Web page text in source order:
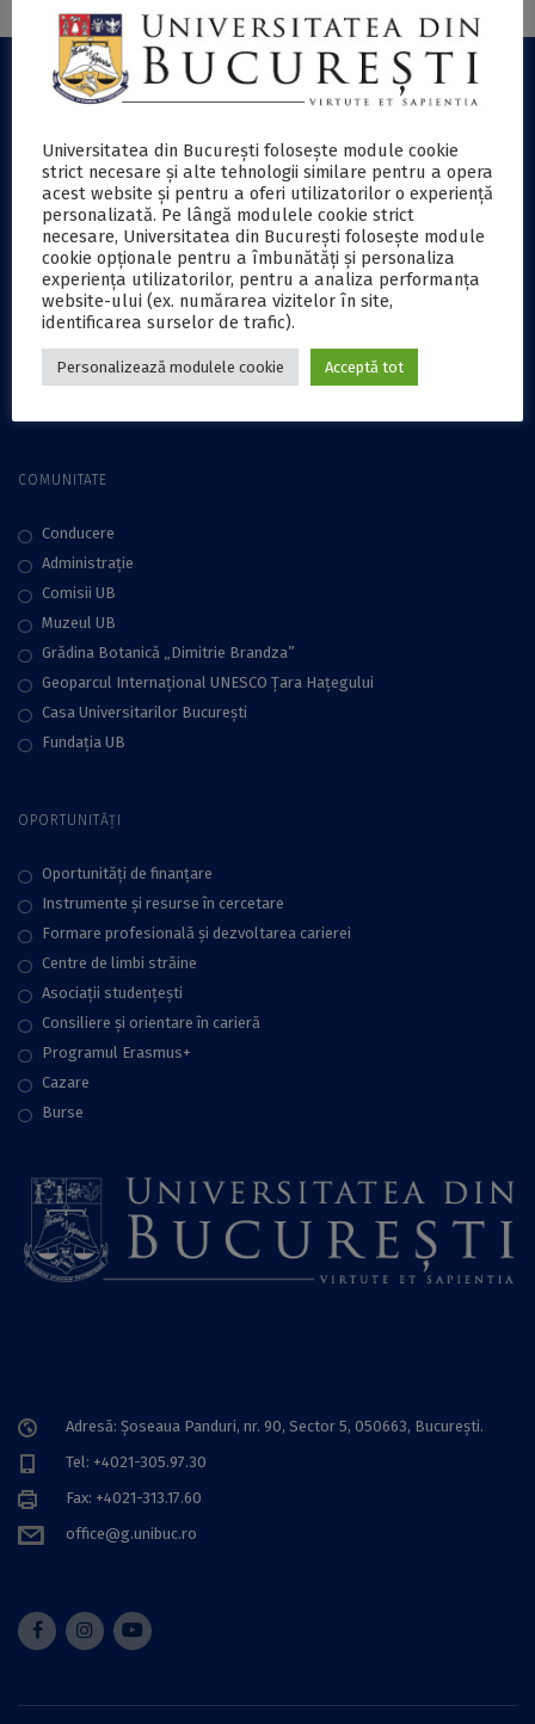
LINKURI UTILE
Informații publice
Achiziții publice
Plăţi online
Cariere
Contact
Protecţia datelor
EDUROAM
COMUNITATE
Conducere
Administraţie
Comisii UB
Muzeul UB
Grădina Botanică „Dimitrie Brandza”
Geoparcul Internațional UNESCO Țara Hațegului
Casa Universitarilor București
Fundaţia UB
OPORTUNITĂȚI
Oportunități de finanțare
Instrumente și resurse în cercetare
Formare profesională și dezvoltarea carierei
Centre de limbi străine
Asociații studențești
Consiliere şi orientare în carieră
Programul Erasmus+
Cazare
Burse
Adresă: Șoseaua Panduri, nr. 90, Sector 5, 050663, Bucureşti.
Tel: +4021-305.97.30
Fax: +4021-313.17.60
office@g.unibuc.ro
Universitatea din București folosește module cookie
strict necesare și alte tehnologii similare pentru a opera
acest website și pentru a oferi utilizatorilor o experiență
personalizată. Pe lângă modulele cookie strict
necesare, Universitatea din București folosește module
cookie opționale pentru a îmbunătăți și personaliza
experiența utilizatorilor, pentru a analiza performanța
website-ului (ex. numărarea vizitelor în site,
identificarea surselor de trafic).
Personalizează modulele cookie Acceptă tot